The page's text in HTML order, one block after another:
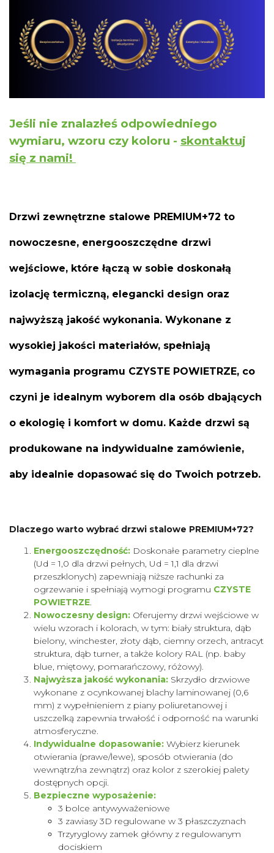
Jeśli nie znalazłeś odpowiedniego
wymiaru, wzoru czy koloru - skontaktuj
się z nami!
Drzwi zewnętrzne stalowe PREMIUM+72 to
nowoczesne, energooszczędne drzwi
wejściowe, które łączą w sobie doskonałą
izolację termiczną, elegancki design oraz
najwyższą jakość wykonania. Wykonane z
wysokiej jakości materiałów, spełniają
wymagania programu CZYSTE POWIETRZE, co
czyni je idealnym wyborem dla osób dbających
o ekologię i komfort w domu. Każde drzwi są
produkowane na indywidualne zamówienie,
aby idealnie dopasować się do Twoich potrzeb.
Dlaczego warto wybrać drzwi stalowe PREMIUM+72?
Energooszczędność: Doskonałe parametry cieplne
(Ud = 1,0 dla drzwi pełnych, Ud = 1,1 dla drzwi
przeszklonych) zapewniają niższe rachunki za
ogrzewanie i spełniają wymogi programu CZYSTE
POWIETRZE.
Nowoczesny design: Oferujemy drzwi wejściowe w
wielu wzorach i kolorach, w tym: biały struktura, dąb
bielony, winchester, złoty dąb, ciemny orzech, antracyt
struktura, dąb turner, a także kolory RAL (np. baby
blue, miętowy, pomarańczowy, różowy).
Najwyższa jakość wykonania: Skrzydło drzwiowe
wykonane z ocynkowanej blachy laminowanej (0,6
mm) z wypełnieniem z piany poliuretanowej i
uszczelką zapewnia trwałość i odporność na warunki
atmosferyczne.
Indywidualne dopasowanie: Wybierz kierunek
otwierania (prawe/lewe), sposób otwierania (do
wewnątrz/na zewnątrz) oraz kolor z szerokiej palety
dostępnych opcji.
Bezpieczne wyposażenie:
3 bolce antywyważeniowe
3 zawiasy 3D regulowane w 3 płaszczyznach
Trzyryglowy zamek główny z regulowanym
dociskiem